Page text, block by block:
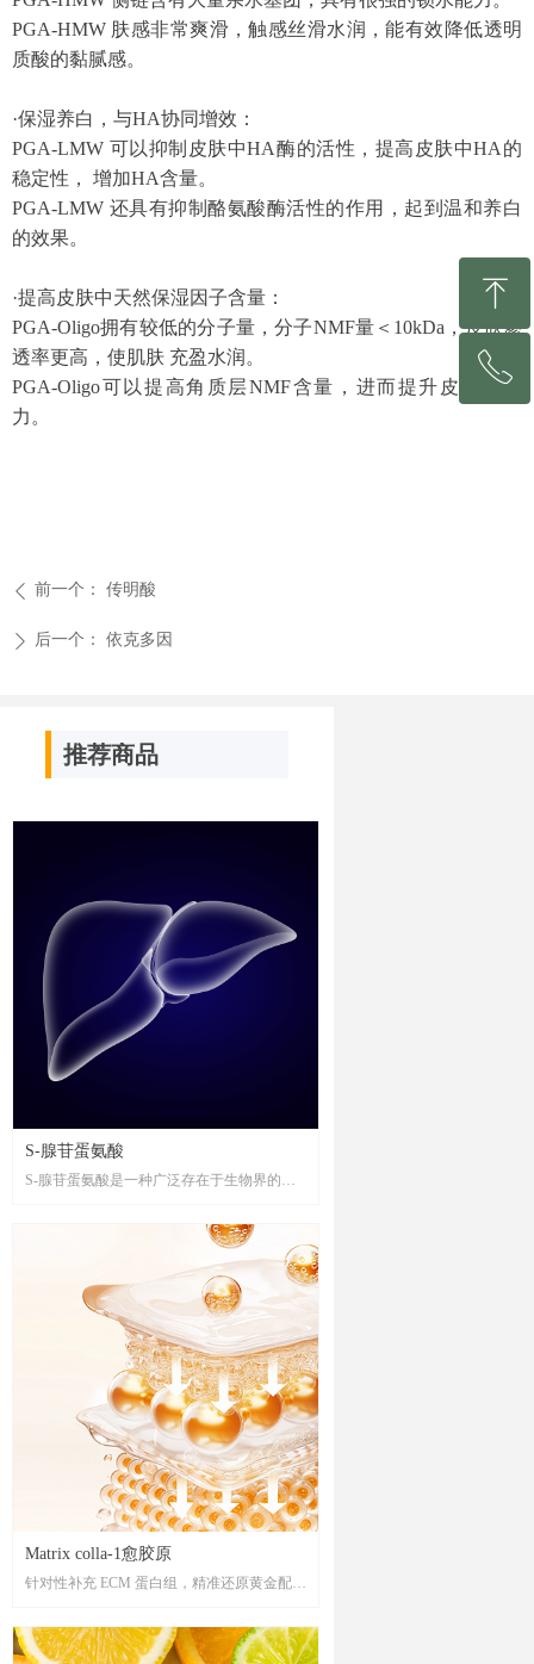
ꄴ 前一个： 传明酸
ꄲ 后一个： 依克多因
PGA-HMW 肤感非常爽滑，触感丝滑水润，能有效降低透明
质酸的黏腻感。
·保湿养白，与HA协同增效：
PGA-LMW 可以抑制皮肤中HA酶的活性，提高皮肤中HA的
稳定性， 增加HA含量。
PGA-LMW 还具有抑制酪氨酸酶活性的作用，起到温和养白
的效果。
·提高皮肤中天然保湿因子含量：
PGA-Oligo拥有较低的分子量，分子NMF量＜10kDa，皮肤渗
透率更高，使肌肤 充盈水润。
PGA-Oligo可以提高角质层NMF含量，进而提升皮肤水合
力。
推荐商品
S-腺苷蛋氨酸
S-腺苷蛋氨酸是一种广泛存在于生物界的重
促进细胞再生及抗氧化、清除自由基等功
效，对机体代谢活动的正常进行起着至关重
Matrix colla-1愈胶原
针对性补充 ECM 蛋白组，精准还原黄金配
真皮饱满结构，重构健康肌肤，恢复肌肤的
饱满弹润，同时调节基质环境的稳态平衡，
ꁸ
回到顶部
ꂅ